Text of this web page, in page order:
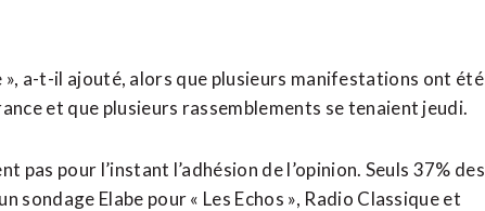
», a-t-il ajouté, alors que plusieurs manifestations ont été
et que plusieurs rassemblements se tenaient jeudi.
pas pour l’instant l’adhésion de l’opinion. Seuls 37% des
sondage Elabe pour « Les Echos », Radio Classique et